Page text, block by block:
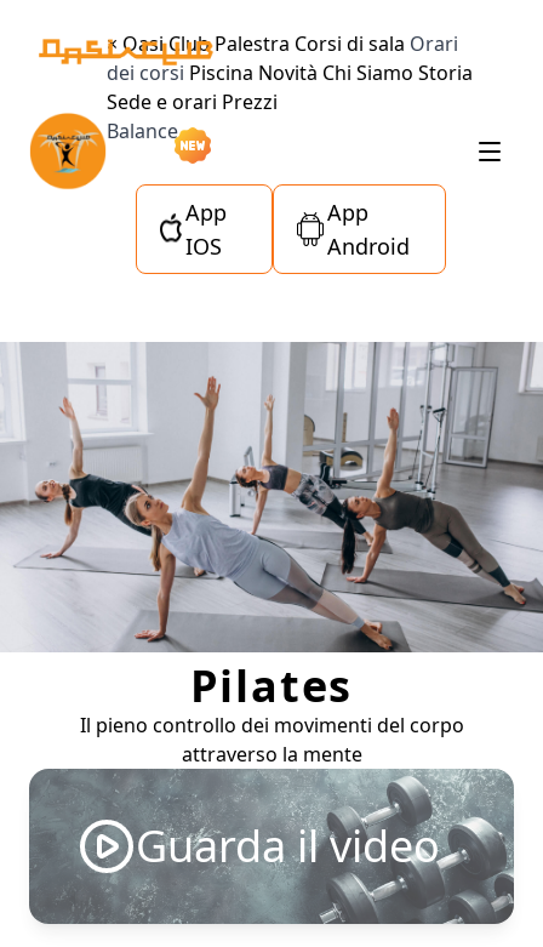
× Oasi Club Palestra Corsi di sala Orari
dei corsi Piscina Novità Chi Siamo Storia
Sede e orari Prezzi
Balance
App
IOS
App
Android
Pilates
Il pieno controllo dei movimenti del corpo
attraverso la mente
Guarda il video